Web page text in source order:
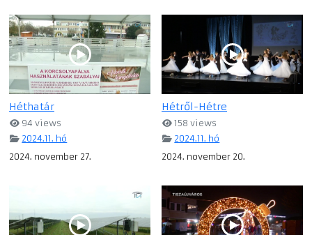
Héthatár
94 views
2024.11. hó
2024. november 27.
Hétről-Hétre
158 views
2024.11. hó
2024. november 20.